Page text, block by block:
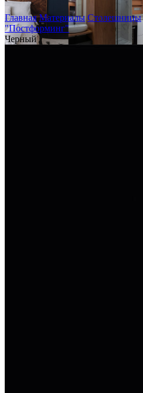
Главная Материалы Столешницы
"Постформинг"
Черный